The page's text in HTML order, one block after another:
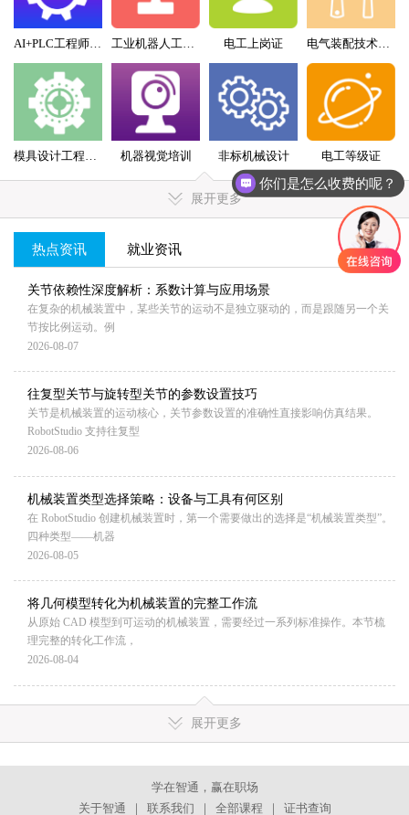
AI+PLC工程师实战班 工业机器人工程师班 电工上岗证 电气装配技术员（配盘）特训班
机器视觉培训 非标机械设计 电工等级证
展开更多
MORE+
热点资讯 就业资讯
关节依赖性深度解析：系数计算与应用场景
在复杂的机械装置中，某些关节的运动不是独立驱动的，而是跟随另一个关
节按比例运动。例
2026-08-07
往复型关节与旋转型关节的参数设置技巧
关节是机械装置的运动核心，关节参数设置的准确性直接影响仿真结果。
RobotStudio 支持往复型
2026-08-06
机械装置类型选择策略：设备与工具有何区别
在 RobotStudio 创建机械装置时，第一个需要做出的选择是“机械装置类型”。
四种类型——机器
2026-08-05
将几何模型转化为机械装置的完整工作流
从原始 CAD 模型到可运动的机械装置，需要经过一系列标准操作。本节梳
理完整的转化工作流，
2026-08-04
展开更多
学在智通，赢在职场
关于智通
｜ 联系我们 ｜ 全部课程 ｜ 证书查询
你们是怎么收费的呢？